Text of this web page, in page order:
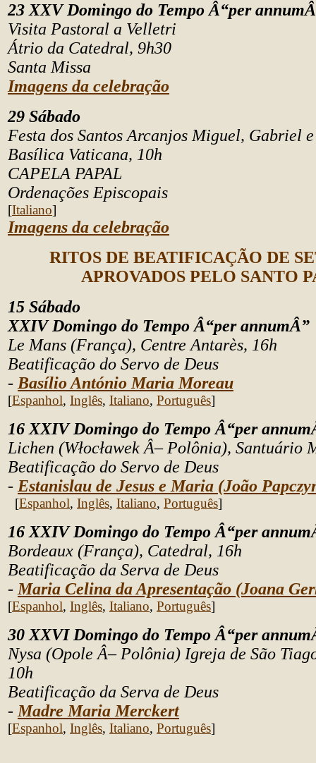
23 XXV Domingo do Tempo Â“per
Visita Pastoral a Velletri
Átrio da Catedral, 9h30
Santa Missa
Imagens da celebração
29 Sábado
Festa dos Santos Arcanjos Miguel, Gabriel
Basílica Vaticana, 10h
CAPELA PAPAL
Ordenações Episcopais
[Italiano]
Imagens da celebração
RITOS DE BEATIFICAÇÃO DE
APROVADOS PELO SANTO
15 Sábado
XXIV Domingo do Tempo Â“per annumÂ”
Le Mans (França), Centre Antarès, 16h
Beatificação do Servo de Deus
- Basílio António Maria Moreau
[Espanhol, Inglês, Italiano, Português]
16 XXIV Domingo do Tempo Â“per
Lichen (Włocławek Â– Polônia), Santuário
Beatificação do Servo de Deus
- Estanislau de Jesus e Maria (João
[Espanhol, Inglês, Italiano, Português]
16 XXIV Domingo do Tempo Â“per
Bordeaux (França), Catedral, 16h
Beatificação da Serva de Deus
- Maria Celina da Apresentação (Joana
[Espanhol, Inglês, Italiano, Português]
30 XXVI Domingo do Tempo Â“per
Nysa (Opole Â– Polônia) Igreja de São
10h
Beatificação da Serva de Deus
- Madre Maria Merckert
[Espanhol, Inglês, Italiano, Português]